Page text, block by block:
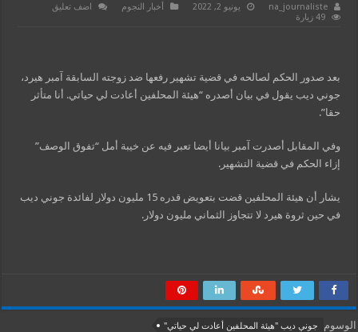
na_journaliste يونيو 2, 2022 أخبار النجوم
اضف تعليق
49 زيارة
بعد صدور الحكم لصالحه في قضية تشهير رفعها ضد زوجته السابقة آمبر هيرد،
جوني ديب يقول في بيان أصدره “هيئة المحلفين أعادت لي حياتي. أنا متأثر
حقا”.
وفي المقابل أصدرت آمبر بيانا أيضا تعبر فيه عن خيبة أمل “تفوق الوصف”
إزاء الحكم في قضية التشهير.
يشار أن هيئة المحلفين قضت بتعويض قدره 15 مليون دولار لفائدة جوني ديب
في حين ثروة هيرد لا تتجاوز الثماني مليون دولار.
الوسوم جوني ديب "هيئة المحلفين أعادت لي حياتي"